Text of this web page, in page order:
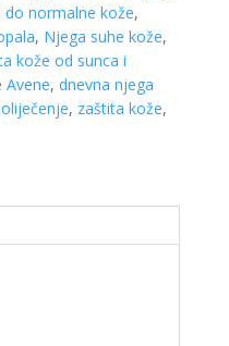
normalne kože,
, Njega suhe kože,
kože od sunca i
Avene, dnevna njega
, zaštita kože,